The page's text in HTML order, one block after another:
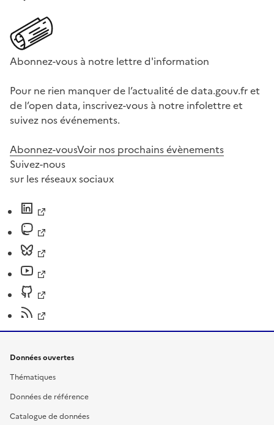
Abonnez-vous à notre lettre d'information
Pour ne rien manquer de l’actualité de data.gouv.fr et
de l’open data, inscrivez-vous à notre infolettre et
suivez nos événements.
Abonnez-vousVoir nos prochains évènements
Suivez-nous
sur les réseaux sociaux
Données ouvertes
Thématiques
Données de référence
Catalogue de données